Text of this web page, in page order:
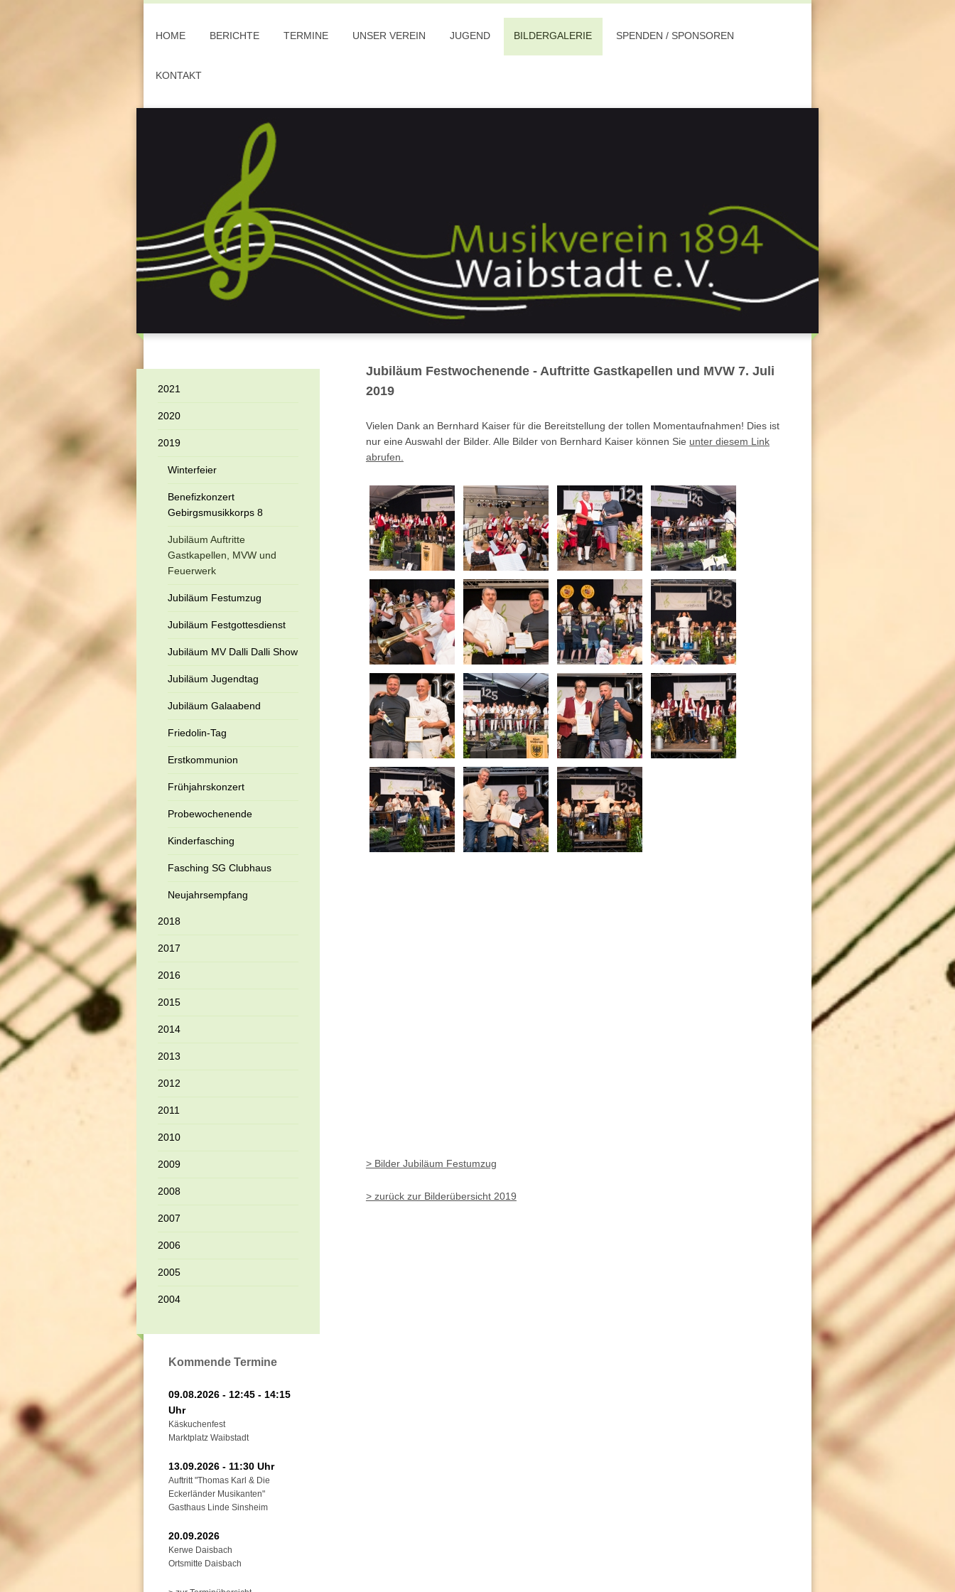
HOME BERICHTE TERMINE UNSER VEREIN JUGEND BILDERGALERIE SPENDEN / SPONSOREN
KONTAKT
Jubiläum Festwochenende - Auftritte Gastkapellen und MVW 7. Juli
2019
Vielen Dank an Bernhard Kaiser für die Bereitstellung der tollen Momentaufnahmen! Dies ist
nur eine Auswahl der Bilder. Alle Bilder von Bernhard Kaiser können Sie unter diesem Link
abrufen.
> Bilder Jubiläum Festumzug
> zurück zur Bilderübersicht 2019
2021
2020
2019
Winterfeier
Benefizkonzert
Gebirgsmusikkorps 8
Jubiläum Auftritte
Gastkapellen, MVW und
Feuerwerk
Jubiläum Festumzug
Jubiläum Festgottesdienst
Jubiläum MV Dalli Dalli Show
Jubiläum Jugendtag
Jubiläum Galaabend
Friedolin-Tag
Erstkommunion
Frühjahrskonzert
Probewochenende
Kinderfasching
Fasching SG Clubhaus
Neujahrsempfang
2018
2017
2016
2015
2014
2013
2012
2011
2010
2009
2008
2007
2006
2005
2004
Kommende Termine
09.08.2026 - 12:45 - 14:15
Uhr
Käskuchenfest
Marktplatz Waibstadt
13.09.2026 - 11:30 Uhr
Auftritt "Thomas Karl & Die
Eckerländer Musikanten"
Gasthaus Linde Sinsheim
20.09.2026
Kerwe Daisbach
Ortsmitte Daisbach